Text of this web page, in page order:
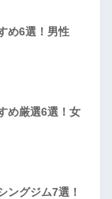
め6選！男性
め厳選6選！女
ングジム7選！